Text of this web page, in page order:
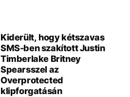
Kiderült, hogy kétszavas
SMS-ben szakított Justin
Timberlake Britney
Spearsszel az
Overprotected
klipforgatásán